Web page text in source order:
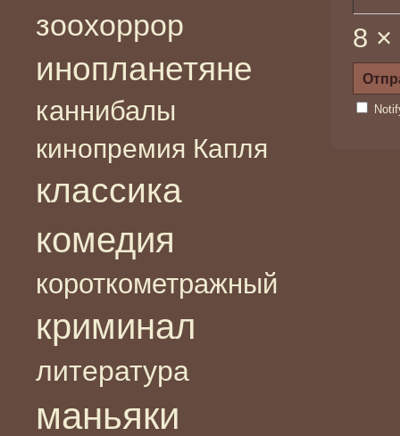
зоохоррор
инопланетяне
каннибалы
кинопремия Капля
классика
комедия
короткометражный
криминал
литература
маньяки
8 ×